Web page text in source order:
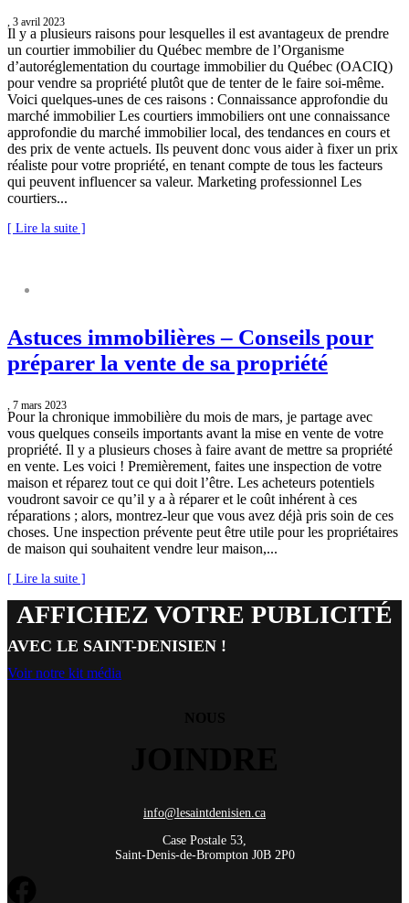
, 3 avril 2023
Il y a plusieurs raisons pour lesquelles il est avantageux de prendre
un courtier immobilier du Québec membre de l’Organisme
d’autoréglementation du courtage immobilier du Québec (OACIQ)
pour vendre sa propriété plutôt que de tenter de le faire soi-même.
Voici quelques-unes de ces raisons : Connaissance approfondie du
marché immobilier Les courtiers immobiliers ont une connaissance
approfondie du marché immobilier local, des tendances en cours et
des prix de vente actuels. Ils peuvent donc vous aider à fixer un prix
réaliste pour votre propriété, en tenant compte de tous les facteurs
qui peuvent influencer sa valeur. Marketing professionnel Les
courtiers...
[ Lire la suite ]
Astuces immobilières – Conseils pour
préparer la vente de sa propriété
, 7 mars 2023
Pour la chronique immobilière du mois de mars, je partage avec
vous quelques conseils importants avant la mise en vente de votre
propriété. Il y a plusieurs choses à faire avant de mettre sa propriété
en vente. Les voici ! Premièrement, faites une inspection de votre
maison et réparez tout ce qui doit l’être. Les acheteurs potentiels
voudront savoir ce qu’il y a à réparer et le coût inhérent à ces
réparations ; alors, montrez-leur que vous avez déjà pris soin de ces
choses. Une inspection prévente peut être utile pour les propriétaires
de maison qui souhaitent vendre leur maison,...
[ Lire la suite ]
AFFICHEZ VOTRE PUBLICITÉ
AVEC LE SAINT-DENISIEN !
Voir notre kit média
info@lesaintdenisien.ca
Case Postale 53,
Saint-Denis-de-Brompton J0B 2P0